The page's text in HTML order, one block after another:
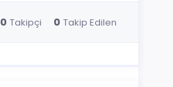
0 Takipçi 0 Takip Edilen